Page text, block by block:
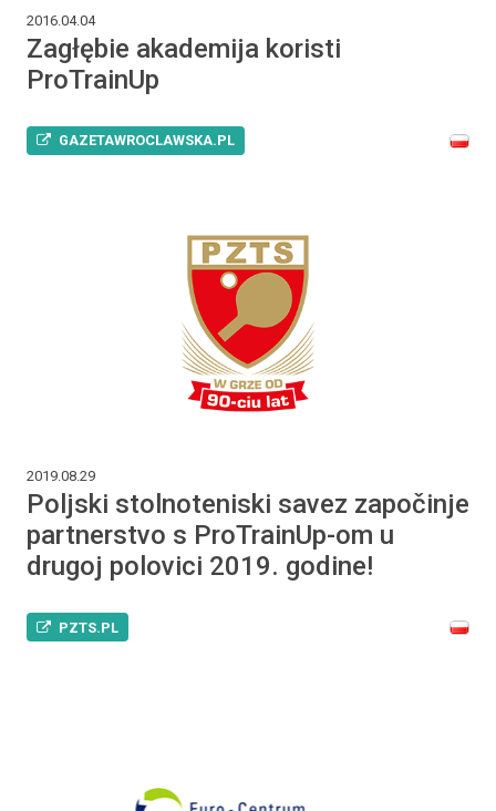
2016.04.04
Zagłębie akademija koristi
ProTrainUp
GAZETAWROCLAWSKA.PL
2019.08.29
Poljski stolnoteniski savez započinje
partnerstvo s ProTrainUp-om u
drugoj polovici 2019. godine!
PZTS.PL